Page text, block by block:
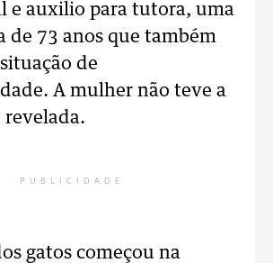
e auxilio para tutora, uma
de 73 anos que também
de
A mulher não teve a
PUBLICIDADE
gatos começou na